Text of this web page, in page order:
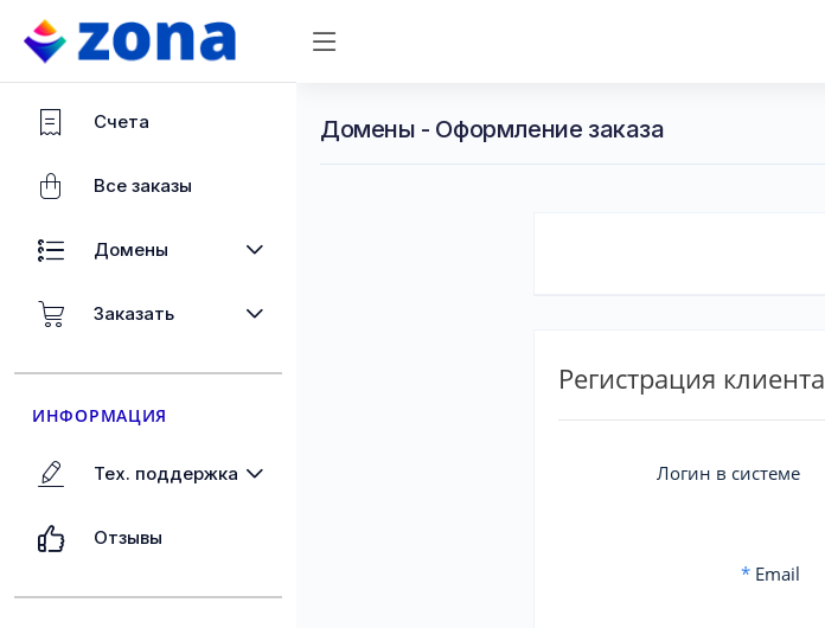
Счета
Все заказы
Домены
Заказать
ИНФОРМАЦИЯ
Тех. поддержка
Отзывы
Домены - Оформление заказа
Регистрация клиента
Логин в системе
*Email